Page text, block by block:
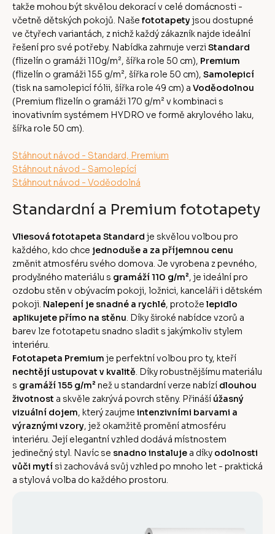
takže mohou být skvělou dekorací v celé domácnosti -
včetně dětských pokojů. Naše fototapetyjsou dostupné
ve čtyřech variantách, z nichž každý zákazník najde ideální
řešení pro své potřeby. Nabídka zahrnuje verzi Standard
(flizelín o gramáži 110g/m², šířka role 50 cm), Premium
(flizelín o gramáži 155 g/m², šířka role 50 cm), Samolepicí
(tisk na samolepicí fólii, šířka role 49 cm) a Voděodolnou
(Premium flizelín o gramáži 170 g/m² v kombinaci s
inovativním systémem HYDRO ve formě akrylového laku,
šířka role 50 cm).
Stáhnout návod - Standard, Premium
Stáhnout návod - Samolepící
Stáhnout návod - Voděodolná
Standardní a Premium fototapety
Vliesová fototapeta Standard je skvělou volbou pro
každého, kdo chce jednoduše a za příjemnou cenu
změnit atmosféru svého domova. Je vyrobena z pevného,
prodyšného materiálu s gramáží 110 g/m², je ideální pro
ozdobu stěn v obývacím pokoji, ložnici, kanceláři i dětském
pokoji. Nalepení je snadné a rychlé, protože lepidlo
aplikujete přímo na stěnu . Díky široké nabídce vzorů a
barev lze fototapetu snadno sladit s jakýmkoliv stylem
interiéru.
Fototapeta Premium je perfektní volbou pro ty, kteří
nechtějí ustupovat v kvalitě . Díky robustnějšímu materiálu
s gramáží 155 g/m² než u standardní verze nabízí dlouhou
životnost a skvěle zakrývá povrch stěny. Přináší úžasný
vizuální dojem, který zaujme intenzivními barvami a
výraznými vzory, jež okamžitě promění atmosféru
interiéru. Její elegantní vzhled dodává místnostem
jedinečný styl. Navíc se snadno instaluje a díky odolnosti
vůči mytí si zachovává svůj vzhled po mnoho let - praktická
a stylová volba do každého prostoru.